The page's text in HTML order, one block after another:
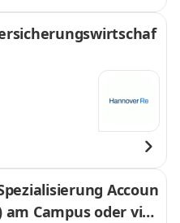
Accoun
am Campus oder virt